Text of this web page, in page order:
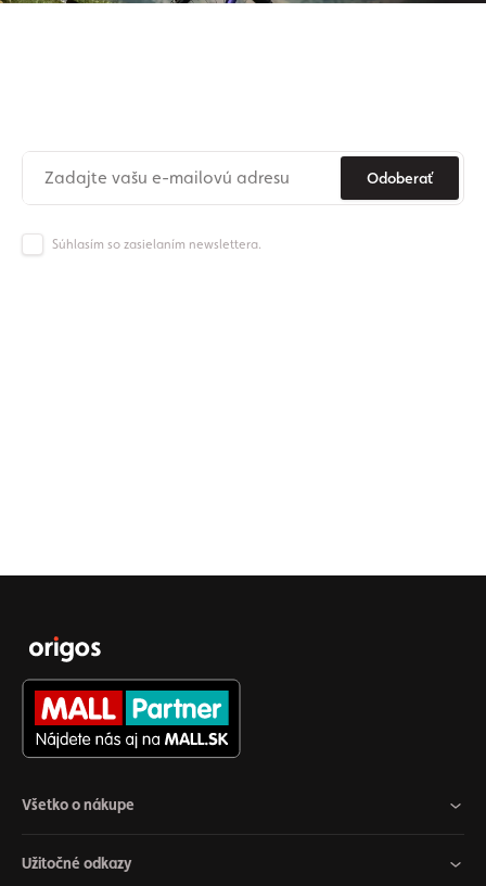
Odoberať
Súhlasím so zasielaním newslettera.
Všetko o nákupe
Užitočné odkazy